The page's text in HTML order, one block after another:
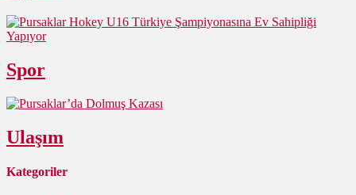
Spor
Ulaşım
Kategoriler